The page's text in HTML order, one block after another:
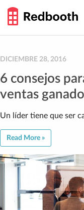
content
DICIEMBRE 28, 2016
6 consejos
ventas
Un líder tiene que ser
Read More »